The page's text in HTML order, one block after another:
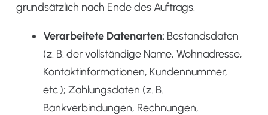
grundsätzlich nach Ende des Auftrags.
Verarbeitete Datenarten: Bestandsdaten
(z. B. der vollständige Name, Wohnadresse,
Kontaktinformationen, Kundennummer,
etc.); Zahlungsdaten (z. B.
Bankverbindungen, Rechnungen,